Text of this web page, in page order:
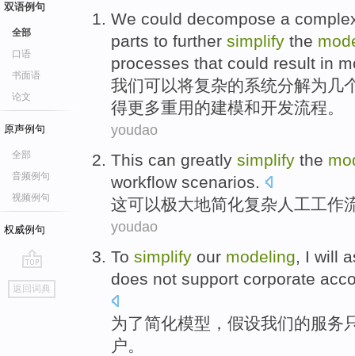
双语例句
全部
口语
书面语
论文
原声例句
全部
音频例句
视频例句
权威例句
go
top
返回词典
We could decompose a
parts to further simplify the
processes that could result in
我们可以将复杂的系统分解为 几
得更多重用的建模和开发流程。
youdao
This can greatly simplify the
workflow scenarios.
这可以极大地简化复杂人工工作
youdao
To simplify our modeling
I will
does not support corporate
为了简化模型 ， 假设我们的服务
户。